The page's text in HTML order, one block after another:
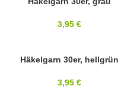
3,95 €
30ERHäkelgarn 30er, hellgrün
3,95 €